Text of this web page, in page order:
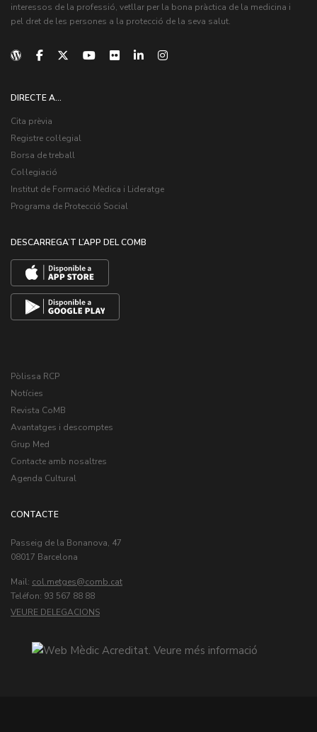
interessos de la professió, vetllar per la bona pràctica de la medicina i
pel dret de les persones a la protecció de la seva salut.
DIRECTE A...
Cita prèvia
Registre col·legial
Borsa de treball
Col·legiació
Institut de Formació Mèdica i Lideratge
Programa de Protecció Social
DESCARREGA’T L’APP DEL COMB
Pòlissa RCP
Notícies
Revista CoMB
Avantatges i descomptes
Grup Med
Contacte amb nosaltres
Agenda Cultural
CONTACTE
Passeig de la Bonanova, 47
08017 Barcelona
Mail: col.metges
Teléfon: 93 567 88 88
VEURE DELEGACIONS